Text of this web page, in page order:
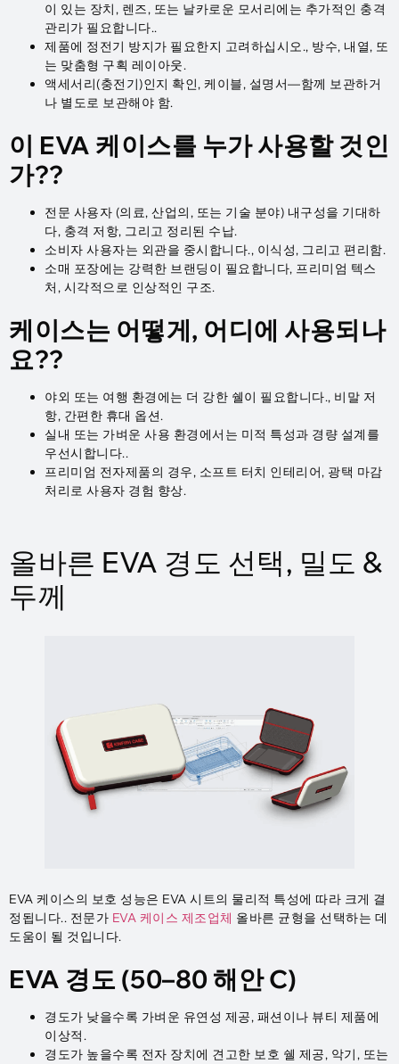
이 있는 장치, 렌즈, 또는 날카로운 모서리에는 추가적인 충격
관리가 필요합니다..
제품에 정전기 방지가 필요한지 고려하십시오., 방수, 내열, 또
는 맞춤형 구획 레이아웃.
액세서리(충전기)인지 확인, 케이블, 설명서—함께 보관하거
나 별도로 보관해야 함.
이 EVA 케이스를 누가 사용할 것인
가??
전문 사용자 (의료, 산업의, 또는 기술 분야) 내구성을 기대하
다, 충격 저항, 그리고 정리된 수납.
소비자 사용자는 외관을 중시합니다., 이식성, 그리고 편리함.
소매 포장에는 강력한 브랜딩이 필요합니다, 프리미엄 텍스
처, 시각적으로 인상적인 구조.
케이스는 어떻게, 어디에 사용되나
요??
야외 또는 여행 환경에는 더 강한 쉘이 필요합니다., 비말 저
항, 간편한 휴대 옵션.
실내 또는 가벼운 사용 환경에서는 미적 특성과 경량 설계를
우선시합니다..
프리미엄 전자제품의 경우, 소프트 터치 인테리어, 광택 마감
처리로 사용자 경험 향상.
올바른 EVA 경도 선택, 밀도 &
두께
EVA 케이스의 보호 성능은 EVA 시트의 물리적 특성에 따라 크게 결
정됩니다.. 전문가 EVA 케이스 제조업체 올바른 균형을 선택하는 데
도움이 될 것입니다.
EVA 경도 (50–80 해안 C)
경도가 낮을수록 가벼운 유연성 제공, 패션이나 뷰티 제품에
이상적.
경도가 높을수록 전자 장치에 견고한 보호 쉘 제공, 악기, 또는